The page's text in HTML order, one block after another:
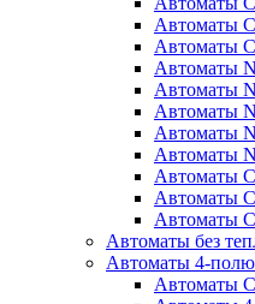
Автоматы
Автоматы
Автоматы
Автоматы
Автоматы
Автоматы
Автоматы
Автоматы
Автоматы
Автоматы
Автоматы без
Автоматы 4-
Автоматы